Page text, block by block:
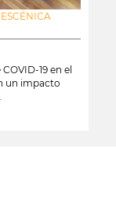
19 en el
un impacto